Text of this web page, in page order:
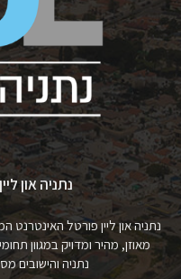
נתניה און
נתניה און ליין פורטל
מאוזן, מהיר ומדויק במגוון
נתניה והישובים מסביב.